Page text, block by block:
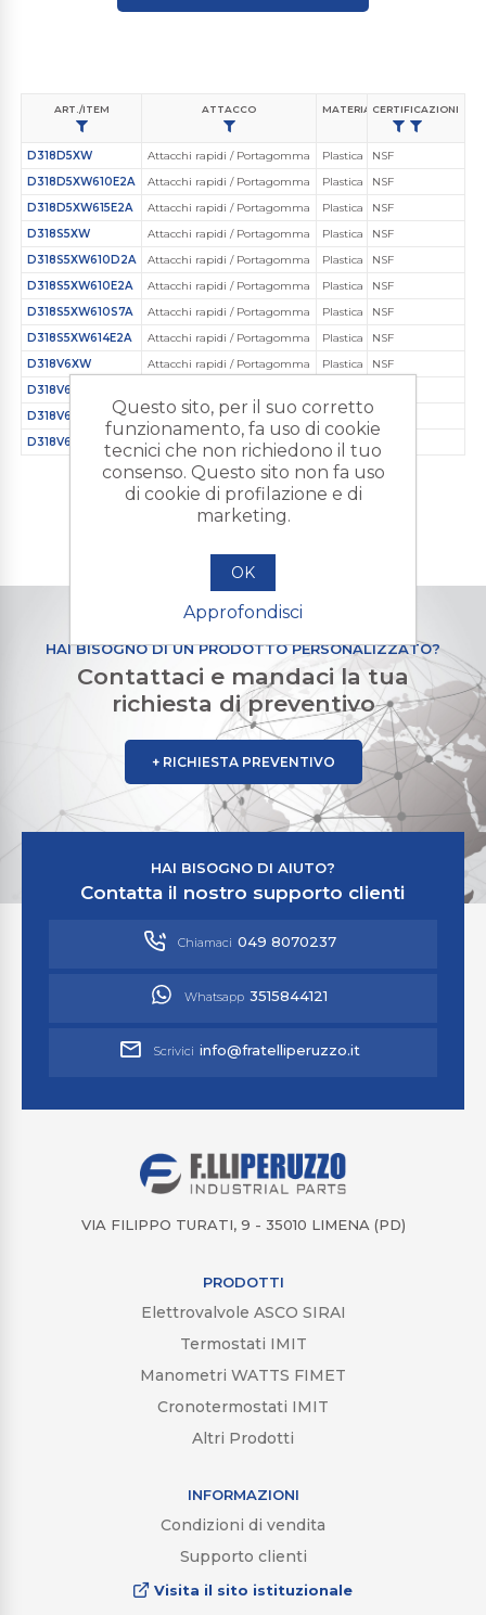
ART./ITEM ATTACCO MATERIALE CORPO VALVOLA
CERTIFICAZIONI
D318D5XW Attacchi rapidi / Portagomma Plastica Ingegnerizzata
NSF
D318D5XW610E2A
Attacchi rapidi / Portagomma Plastica Ingegnerizzata
NSF
D318D5XW615E2A
Attacchi rapidi / Portagomma Plastica Ingegnerizzata
NSF
D318S5XW
Attacchi rapidi / Portagomma Plastica Ingegnerizzata
NSF
D318S5XW610D2A
Attacchi rapidi / Portagomma Plastica Ingegnerizzata
NSF
D318S5XW610E2A
Attacchi rapidi / Portagomma Plastica Ingegnerizzata
NSF
D318S5XW610S7A
Attacchi rapidi / Portagomma Plastica Ingegnerizzata
NSF
D318S5XW614E2A
Attacchi rapidi / Portagomma Plastica Ingegnerizzata
NSF
D318V6XW
Attacchi rapidi / Portagomma Plastica Ingegnerizzata
NSF
D318V6XW610E2A
D318V6XW610S7A
Attacchi rapidi / Portagomma Plastica Ingegnerizzata
NSF
D318V6XW614E2A
Attacchi rapidi / Portagomma Plastica Ingegnerizzata
HAI BISOGNO DI UN PRODOTTO PERSONALIZZATO?
Contattaci e mandaci la tua
richiesta di preventivo
+ RICHIESTA PREVENTIVO
HAI BISOGNO DI AIUTO?
Contatta il nostro supporto clienti
Chiamaci 049 8070237
Whatsapp 3515844121
Scrivici info@fratelliperuzzo.it
VIA FILIPPO TURATI, 9 - 35010 LIMENA (PD)
PRODOTTI
Elettrovalvole ASCO SIRAI
Termostati IMIT
Manometri WATTS FIMET
Cronotermostati IMIT
Altri Prodotti
INFORMAZIONI
Condizioni di vendita
Supporto clienti
Visita il sito istituzionale
Questo sito, per il suo corretto
funzionamento, fa uso di cookie
tecnici che non richiedono il tuo
consenso. Questo sito non fa uso
di cookie di profilazione e di
marketing.
OK
Approfondisci